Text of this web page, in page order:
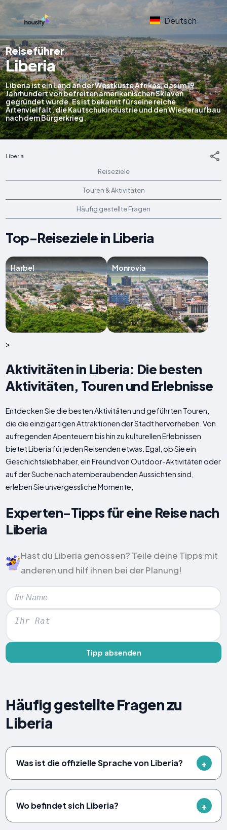
Deutsch
Reiseführer
Liberia
Liberia ist ein Land an der Westküste Afrikas, das im 19.
Jahrhundert von befreiten amerikanischen Sklaven
gegründet wurde. Es ist bekannt für seine reiche
Artenvielfalt, die Kautschukindustrie und den Wiederaufbau
nach dem Bürgerkrieg.
Liberia
Reiseziele
Touren & Aktivitäten
Häufig gestellte Fragen
Top-Reiseziele in Liberia
Harbel Monrovia
>
Aktivitäten in Liberia: Die besten
Aktivitäten, Touren und Erlebnisse
Entdecken Sie die besten Aktivitäten und geführten Touren,
die die einzigartigen Attraktionen der Stadt hervorheben. Von
aufregenden Abenteuern bis hin zu kulturellen Erlebnissen
bietet Liberia für jeden Reisenden etwas. Egal, ob Sie ein
Geschichtsliebhaber, ein Freund von Outdoor-Aktivitäten oder
auf der Suche nach atemberaubenden Aussichten sind,
erleben Sie unvergessliche Momente,
Experten-Tipps für eine Reise nach
Liberia
Hast du Liberia genossen? Teile deine Tipps mit
anderen und hilf ihnen bei der Planung!
Tipp absenden
Häufig gestellte Fragen zu
Liberia
Was ist die offizielle Sprache von Liberia?
Wo befindet sich Liberia?